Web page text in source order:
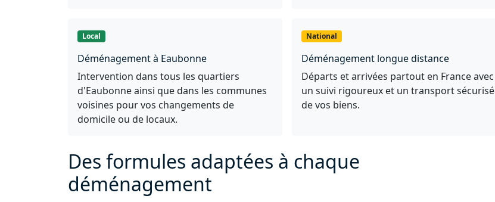
Local
Déménagement à Eaubonne
Intervention dans tous les quartiers
d'Eaubonne ainsi que dans les communes
voisines pour vos changements de
domicile ou de locaux.
National
Déménagement longue distance
Départs et arrivées partout en France avec
un suivi rigoureux et un transport sécurisé
de vos biens.
Des formules adaptées à chaque
déménagement